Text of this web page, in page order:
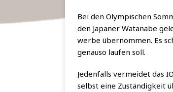
Bei den Olym­pi­schen
den Japa­ner Watana­be
wer­be über­nom­men. Es
genau­so lau­fen soll.
Jeden­falls ver­mei­det das
selbst eine Zustän­dig­keit